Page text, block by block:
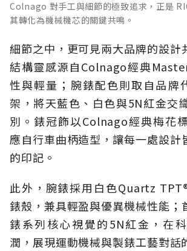
Colnago 對手工與細節的極致追求，正是
其轉化為機械機芯的關鍵共鳴。
細節之中，更可見兩大品牌的設計
結構靈感源自Colnago經典
性與輕量；腕錶配色則取自品牌
架，將天藍色、白色與5N紅金交
別。錶冠飾以Colnago經典梅花
應自行車曲柄造型，讓每一處設計
的印記。
此外，腕錶採用白色Quartz
錶殼，兼具輕盈與優異機械性能；
錶系列核心視覺的5N紅金，在
潤，展現運動機械與製錶工藝對話